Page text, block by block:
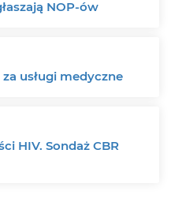
NOP-ów
usługi medyczne
HIV. Sondaż CBR